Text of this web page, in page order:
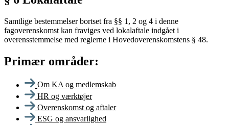
Samtlige bestemmelser bortset fra §§ 1, 2 og 4 i denne
fagoverenskomst kan fraviges ved lokalaftale indgået i
overensstemmelse med reglerne i Hovedoverenskomstens § 48.
Primær områder:
Om KA og medlemskab
HR og værktøjer
Overenskomst og aftaler
ESG og ansvarlighed